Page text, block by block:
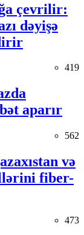
çevrilir:
dəyişə
419
aparır
562
və
fiber-
473